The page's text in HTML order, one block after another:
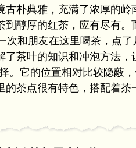
古朴典雅，充满了浓厚的岭
到醇厚的红茶，应有尽有。
次和朋友在这里喝茶，点
了茶叶的知识和冲泡方法，
。它的位置相对比较隐蔽
的茶点很有特色，搭配着茶